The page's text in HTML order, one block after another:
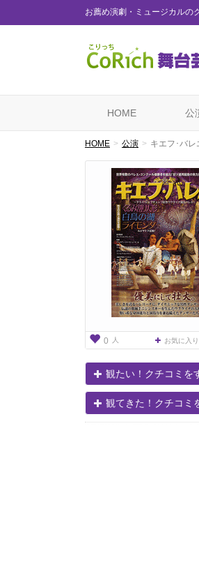
お薦め演劇・ミュージカルの
HOME 公
HOME 公演 キエフ･バレ
0 人 お気に入
観たい！クチコミを
観てきた！クチコミ